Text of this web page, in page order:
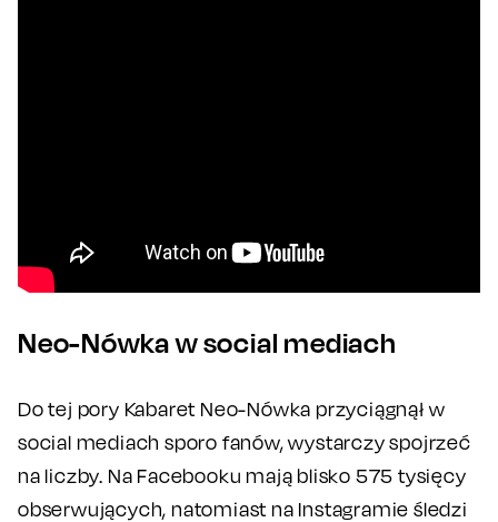
Neo-Nówka w social mediach
Do tej pory Kabaret Neo-Nówka przyciągnął w
social mediach sporo fanów, wystarczy spojrzeć
na liczby. Na Facebooku mają blisko 575 tysięcy
obserwujących, natomiast na Instagramie śledzi